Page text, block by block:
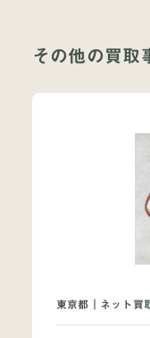
その他の買取
東京都｜ネット買